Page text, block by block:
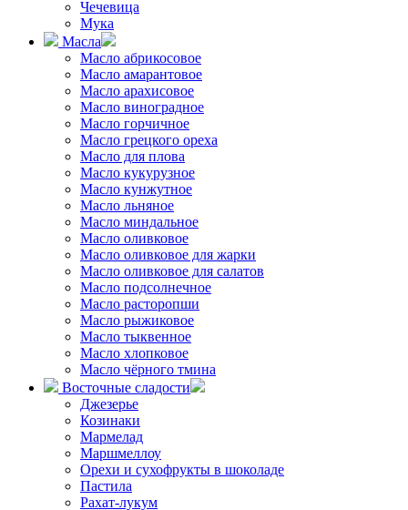
Чечевица
Мука
Масла
Масло абрикосовое
Масло амарантовое
Масло арахисовое
Масло виноградное
Масло горчичное
Масло грецкого ореха
Масло для плова
Масло кукурузное
Масло кунжутное
Масло льняное
Масло миндальное
Масло оливковое
Масло оливковое для жарки
Масло оливковое для салатов
Масло подсолнечное
Масло расторопши
Масло рыжиковое
Масло тыквенное
Масло хлопковое
Масло чёрного тмина
Восточные сладости
Джезерье
Козинаки
Мармелад
Маршмеллоу
Орехи и сухофрукты в шоколаде
Пастила
Рахат-лукум